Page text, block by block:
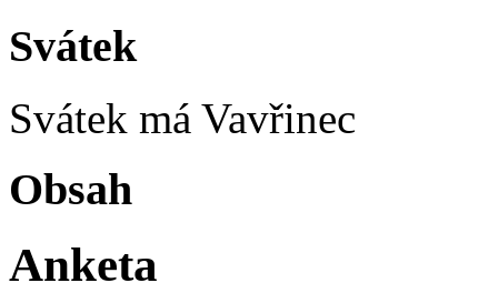
Svátek
Svátek má Vavřinec
Obsah
Anketa